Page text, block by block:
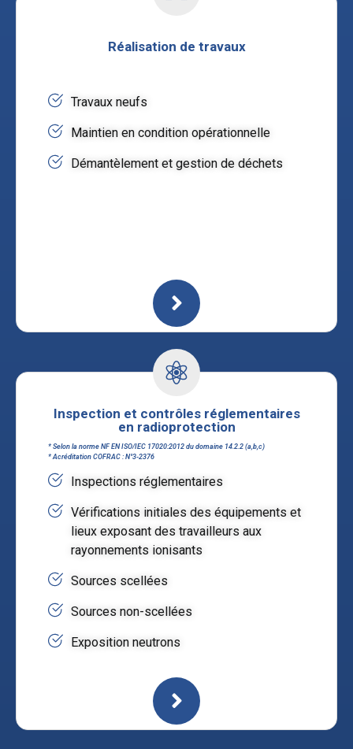
Réalisation de travaux
Travaux neufs
Maintien en condition opérationnelle
Démantèlement et gestion de déchets
Inspection et contrôles réglementaires
en radioprotection
* Selon la norme NF EN ISO/IEC 17020:2012 du domaine 14.2.2 (a,b,c)
* Acréditation COFRAC : N°3-2376
Inspections réglementaires
Vérifications initiales des équipements et
lieux exposant des travailleurs aux
rayonnements ionisants
Sources scellées
Sources non-scellées
Exposition neutrons